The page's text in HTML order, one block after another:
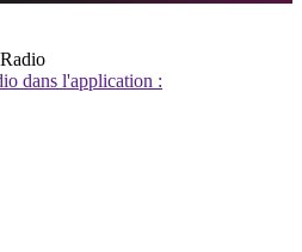
dans l'application :